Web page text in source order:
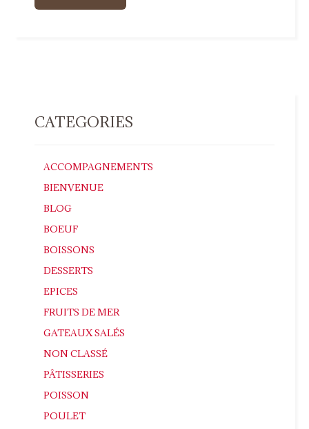
CATEGORIES
ACCOMPAGNEMENTS
BIENVENUE
BLOG
BOEUF
BOISSONS
DESSERTS
EPICES
FRUITS DE MER
GATEAUX SALÉS
NON CLASSÉ
PÂTISSERIES
POISSON
POULET